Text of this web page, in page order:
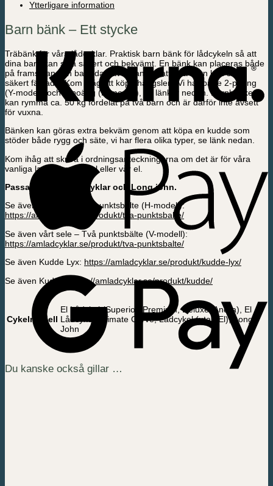
Ytterligare information
Barn bänk – Ett stycke
Träbänk för våra lådcyklar. Praktisk barn bänk för lådcykeln så att
dina barn kan sitta säkert och bekvämt. En bänk kan placeras både
på framsidan och baksidan av lådan, så att fyra barn kan sitta,
säkert fästade. Kom ihåg att köpa hängslen. Vi har både 2-poäng
(Y-modell) och 3-poäng (H-modell), se länkar nedan. Barnbänken
kan rymma ca. 50 kg fördelat på två barn och är därför inte avsett
för vuxna.
Bänken kan göras extra bekväm genom att köpa en kudde som
stöder både rygg och säte, vi har flera olika typer, se länk nedan.
Kom ihåg att skriva i ordningsanteckningarna om det är för våra
vanliga ladcyklar utan el eller vår el.
Passar alla våra lådcyklar och Long john.
Se även vårt sele – Trepunktsbälte (H-modell):
https://amladcyklar.se/produkt/tva-punktsbalte/
Se även vårt sele – Två punktsbälte (V-modell):
https://amladcyklar.se/produkt/tva-punktsbalte/
Se även Kudde Lyx: https://amladcyklar.se/produkt/kudde-lyx/
Se även Kudde:
https://amladcyklar.se/produkt/kudde/
Cykelmodell
El Lådykel (Superior, Premium, Deluxe, Andra), El
Lådcykel Ultimate Curve, Lådcykel (utan El), Long
John
Du kanske också gillar …